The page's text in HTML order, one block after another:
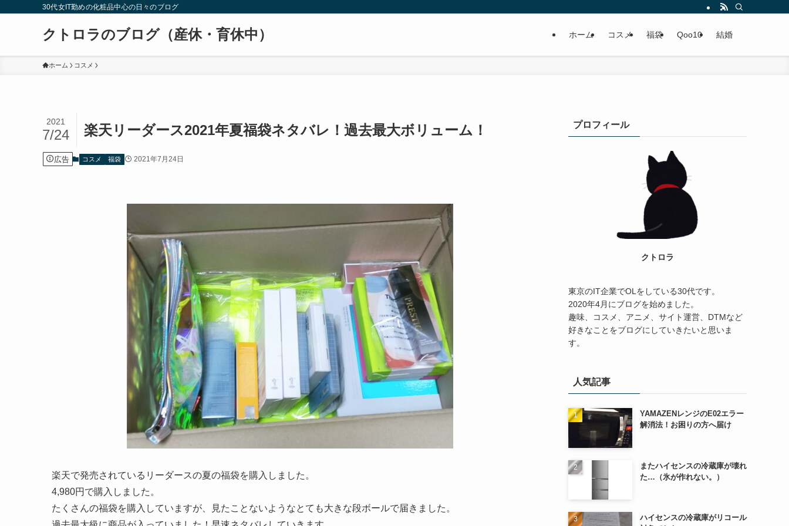
30代女IT勤めの化粧品中心の日々のブログ
クトロラのブログ（産休・育休中） ホーム コスメ 福袋 Qoo10 結婚
ホーム コスメ
楽天リーダース2021年夏福袋ネタバレ！過去最大ボリューム！
2021
7/24
広告 コスメ 福袋 2021年7月24日
楽天で発売されているリーダースの夏の福袋を購入しました。
4,980円で購入しました。
たくさんの福袋を購入していますが、見たことないようなとても大きな段ボールで届きました。
プロフィール
クトロラ
東京のIT企業でOLをしている30代です。
2020年4月にブログを始めました。
趣味、コスメ、アニメ、サイト運営、DTMなど
好きなことをブログにしていきたいと思いま
す。
人気記事
YAMAZENレンジのE02エラー
解消法！お困りの方へ届け
またハイセンスの冷蔵庫が壊れ
た…（氷が作れない。）
ハイセンスの冷蔵庫がリコール